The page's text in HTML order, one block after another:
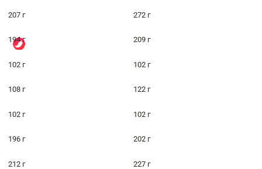
207 г 272 г
194 г 209 г
102 г 102 г
108 г 122 г
102 г 102 г
196 г 202 г
212 г 227 г